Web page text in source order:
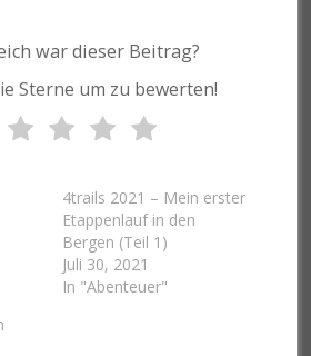
war dieser Beitrag?
Sterne um zu bewerten!
4trails 2021 – Mein erster
Etappenlauf in den
Bergen (Teil 1)
Juli 30, 2021
In "Abenteuer"